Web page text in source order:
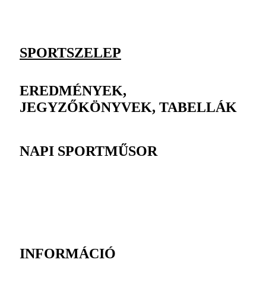
SPORTSZELEP
EREDMÉNYEK,
JEGYZŐKÖNYVEK, TABELLÁK
NAPI SPORTMŰSOR
INFORMÁCIÓ